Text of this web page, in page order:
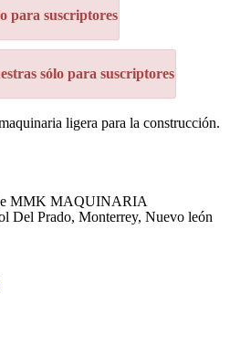
para suscriptores
sólo para suscriptores
ligera para la construcción.
MMK MAQUINARIA
Del Prado, Monterrey, Nuevo león